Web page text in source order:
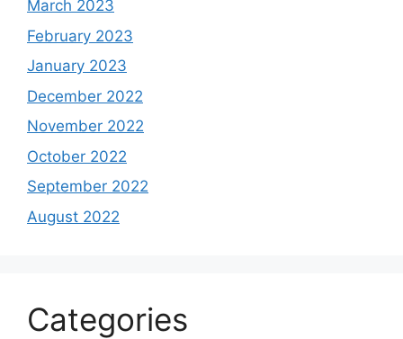
March 2023
February 2023
January 2023
December 2022
November 2022
October 2022
September 2022
August 2022
Categories